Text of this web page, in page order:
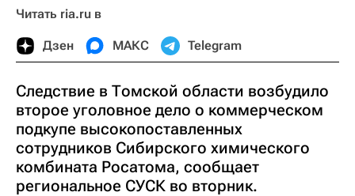
Читать ria.ru в
Дзен МАКС Telegram
Следствие в Томской области возбудило
второе уголовное дело о коммерческом
подкупе высокопоставленных
сотрудников Сибирского химического
комбината Росатома, сообщает
региональное СУСК во вторник.